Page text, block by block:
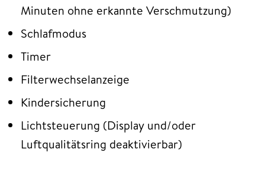
Minuten ohne erkannte Verschmutzung)
Schlafmodus
Timer
Filterwechselanzeige
Kindersicherung
Lichtsteuerung (Display und/oder
Luftqualitätsring deaktivierbar)